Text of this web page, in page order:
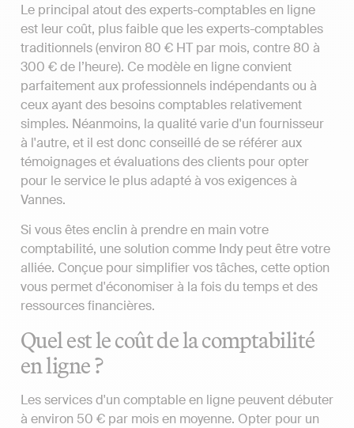
Le principal atout des experts-comptables en ligne
est leur coût, plus faible que les experts-comptables
traditionnels (environ 80 € HT par mois, contre 80 à
300 € de l’heure). Ce modèle en ligne convient
parfaitement aux professionnels indépendants ou à
ceux ayant des besoins comptables relativement
simples. Néanmoins, la qualité varie d'un fournisseur
à l'autre, et il est donc conseillé de se référer aux
témoignages et évaluations des clients pour opter
pour le service le plus adapté à vos exigences à
Vannes.
Si vous êtes enclin à prendre en main votre
comptabilité, une solution comme Indy peut être votre
alliée. Conçue pour simplifier vos tâches, cette option
vous permet d'économiser à la fois du temps et des
ressources financières.
Quel est le coût de la comptabilité
en ligne ?
Les services d'un comptable en ligne peuvent débuter
à environ 50 € par mois en moyenne. Opter pour un